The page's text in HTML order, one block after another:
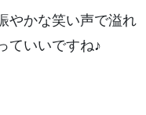
やかな笑い声で溢れ
ていいですね♪